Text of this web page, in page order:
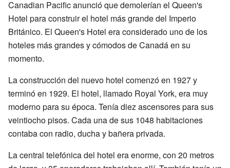
Canadian Pacific anunció que demolerían el Queen's
Hotel para construir el hotel más grande del Imperio
Británico. El Queen's Hotel era considerado uno de los
hoteles más grandes y cómodos de Canadá en su
momento.
La construcción del nuevo hotel comenzó en 1927 y
terminó en 1929. El hotel, llamado Royal York, era muy
moderno para su época. Tenía diez ascensores para sus
veintiocho pisos. Cada una de sus 1048 habitaciones
contaba con radio, ducha y bañera privada.
La central telefónica del hotel era enorme, con 20 metros